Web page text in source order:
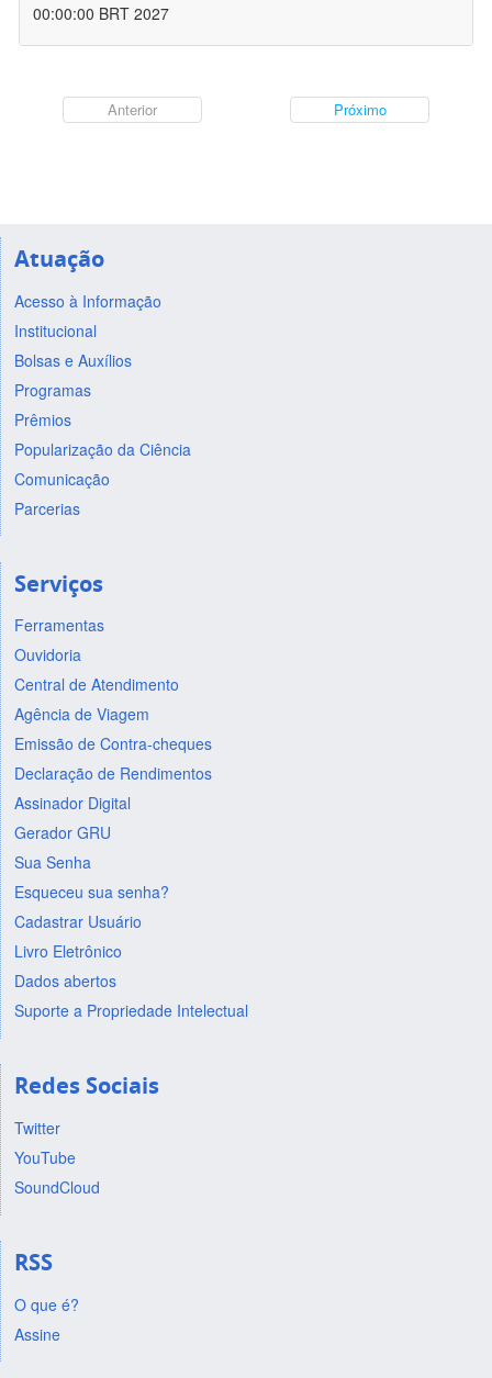
00:00:00 BRT 2027
Anterior Próximo
Atuação
Acesso à Informação
Institucional
Bolsas e Auxílios
Programas
Prêmios
Popularização da Ciência
Comunicação
Parcerias
Serviços
Ferramentas
Ouvidoria
Central de Atendimento
Agência de Viagem
Emissão de Contra-cheques
Declaração de Rendimentos
Assinador Digital
Gerador GRU
Sua Senha
Esqueceu sua senha?
Cadastrar Usuário
Livro Eletrônico
Dados abertos
Suporte a Propriedade Intelectual
Redes Sociais
Twitter
YouTube
SoundCloud
RSS
O que é?
Assine